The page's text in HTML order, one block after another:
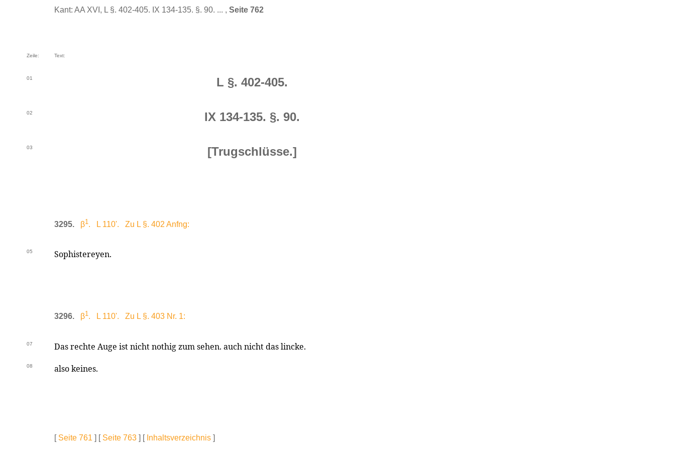
Kant: AA XVI, L §. 402-405. IX 134-135. §. 90. ... , Seite 762
Zeile: Text:
01 L §. 402-405.
02 IX 134-135. §. 90.
03 [Trugschlüsse.]
3295. β1. L 110'. Zu L §. 402 Anfng:
05 Sophistereyen.
3296. β1. L 110'. Zu L §. 403 Nr. 1:
07 Das rechte Auge ist nicht nothig zum sehen. auch nicht das lincke.
08 also keines.
[ Seite 761 ] [ Seite 763 ] [ Inhaltsverzeichnis ]